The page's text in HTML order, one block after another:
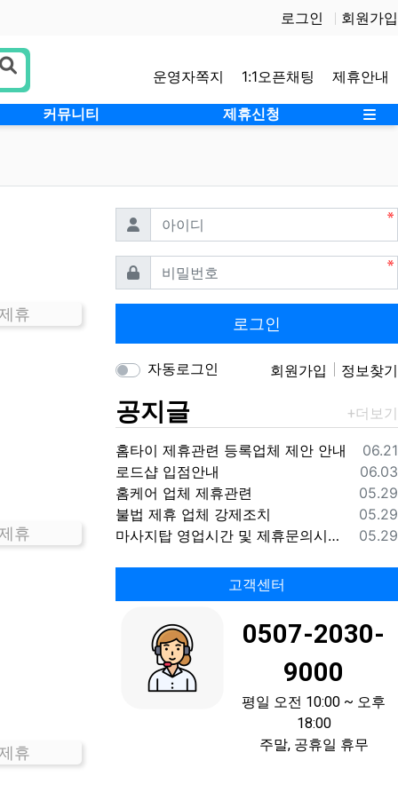
로그인 회원가입
운영자쪽지 1:1오픈채팅 제휴안내
커뮤니티 제휴신청 사
휴
휴
휴
아이디 필수
비밀번호필수
로그인
자동로그인 회원가입 정보찾기
공지글
등록
06.21
홈타이 제휴관련 등록업체 제안 안내
등록
06.03
로드샵 입점안내
등록
05.29
홈케어 업체 제휴관련
등록
05.29
불법 제휴 업체 강제조치
등록
05.29
마사지탑 영업시간 및 제휴문의시간 안내
고객센터
0507-2030-
9000
평일 오전 10:00 ~ 오후
18:00
주말, 공휴일 휴무